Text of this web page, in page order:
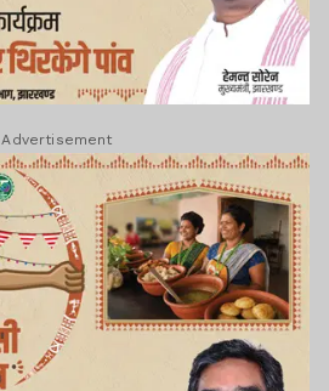
Advertisement